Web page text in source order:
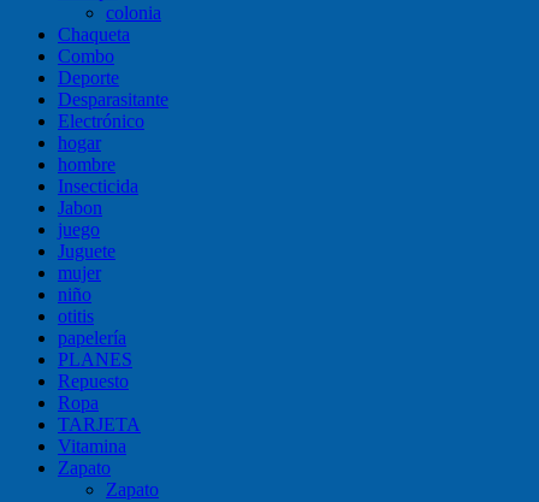
colonia
Chaqueta
Combo
Deporte
Desparasitante
Electrónico
hogar
hombre
Insecticida
Jabon
juego
Juguete
mujer
niño
otitis
papelería
PLANES
Repuesto
Ropa
TARJETA
Vitamina
Zapato
Zapato